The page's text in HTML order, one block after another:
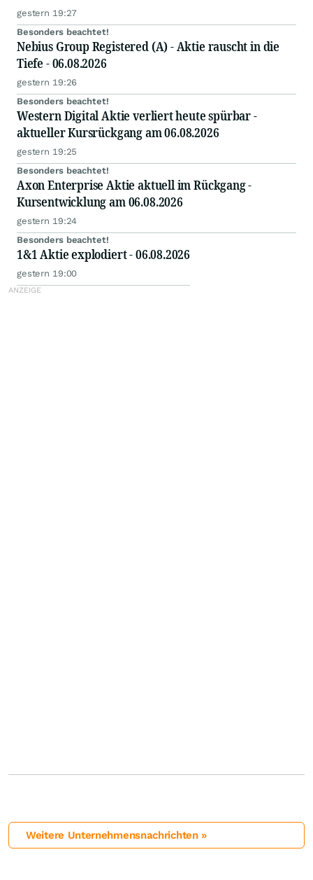
gestern 19:27
Besonders beachtet!
Nebius Group Registered (A) - Aktie rauscht in die
Tiefe - 06.08.2026
gestern 19:26
Besonders beachtet!
Western Digital Aktie verliert heute spürbar -
aktueller Kursrückgang am 06.08.2026
gestern 19:25
Besonders beachtet!
Axon Enterprise Aktie aktuell im Rückgang -
Kursentwicklung am 06.08.2026
gestern 19:24
Besonders beachtet!
1&1 Aktie explodiert - 06.08.2026
gestern 19:00
Weitere Unternehmensnachrichten »